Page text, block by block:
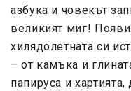
азбука и човекът
великият миг!
хилядолетната си
– от камъка и
папируса и